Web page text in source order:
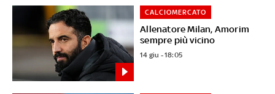
Allenatore Milan, Amorim
sempre più vicino
CALCIOMERCATO
14 giu - 18:05